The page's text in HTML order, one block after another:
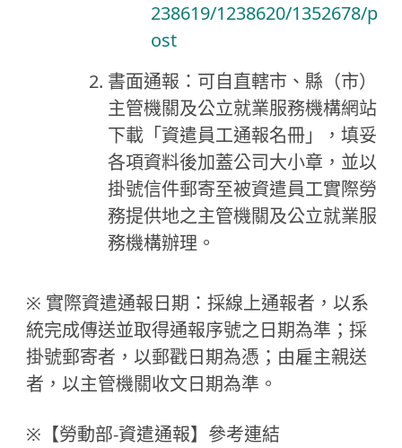
238619/1238620/1352678/p
ost
書面通報：可自直轄市、縣（市）
主管機關及公立就業服務機構網站
下載「資遣員工通報名冊」，填妥
各項資料後加蓋公司大小章，並以
掛號信件郵寄至被資遣員工實際勞
務提供地之主管機關及公立就業服
務機構辦理。
※ 實際資遣通報日期：採線上通報者，以系
統完成傳送並取得通報序號之日期為準；採
掛號郵寄者，以郵戳日期為憑；由雇主親送
者，以主管機關收文日期為準。
※ 【勞動部-資遣通報】參考連結